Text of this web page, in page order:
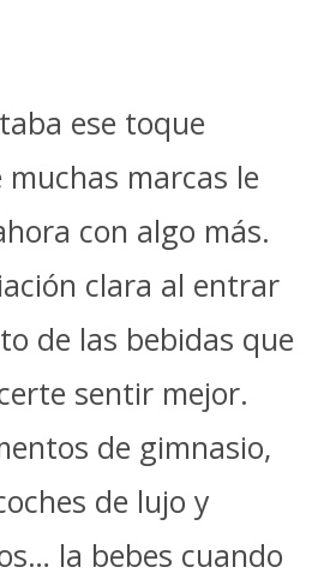
ese toque
marcas le
con algo más.
clara al entrar
de las bebidas que
sentir mejor.
de gimnasio,
de lujo y
la bebes cuando